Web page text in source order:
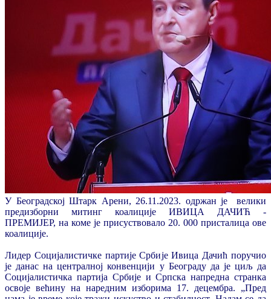
У Београдској Штарк Арени, 26.11.2023. одржан је велики
предизборни митинг коалиције ИВИЦА ДАЧИЋ -
ПРЕМИЈЕР, на коме је присуствовало 20. 000 присталица ове
коалиције.
Лидер Социјалистичке партије Србије Ивица Дачић поручио
је данас на централној конвенцији у Београду да је циљ да
Социјалистичка партија Србије и Српска напредна странка
освоје већину на наредним изборима 17. децембра. „Пред